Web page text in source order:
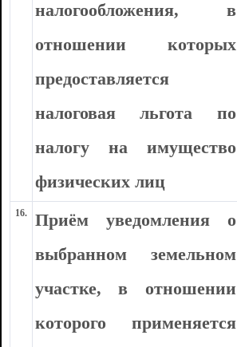
налогообложения, в
отношении которых
предоставляется
налоговая льгота по
налогу на имущество
физических лиц
16.
Приём уведомления о
выбранном земельном
участке, в отношении
которого применяется